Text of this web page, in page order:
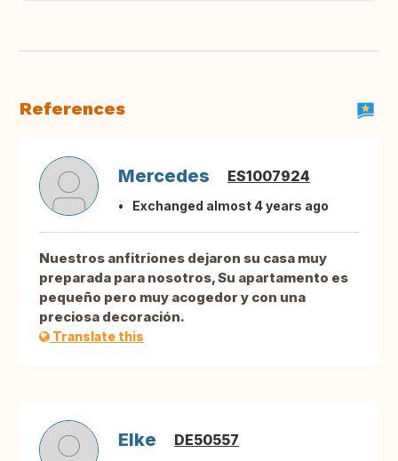
References
Mercedes ES1007924
Exchanged almost 4 years ago
Nuestros anfitriones dejaron su casa muy
preparada para nosotros, Su apartamento es
pequeño pero muy acogedor y con una
preciosa decoración.
Translate this
Elke DE50557